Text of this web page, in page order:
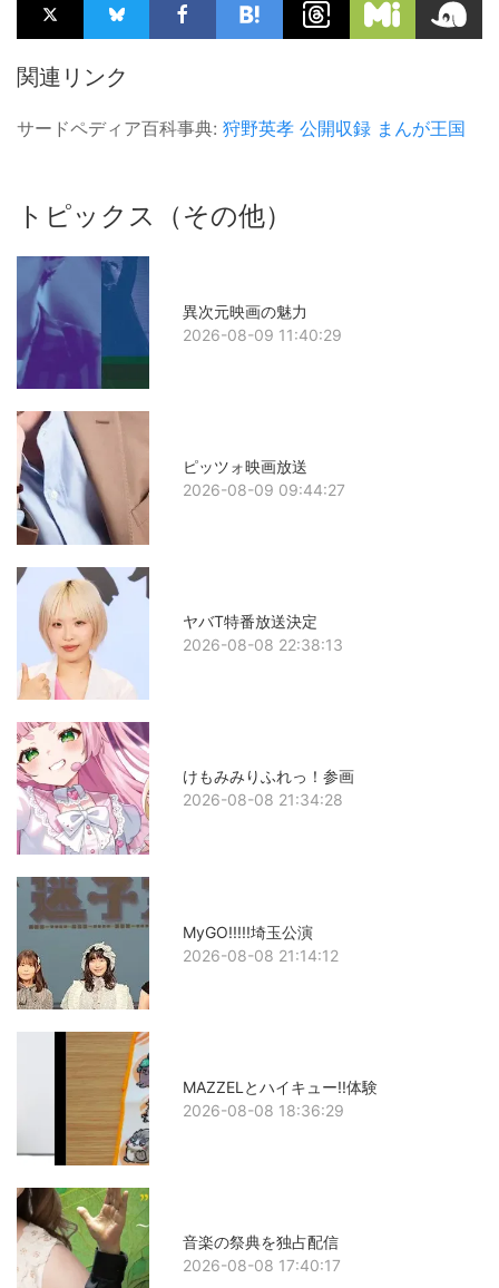
関連リンク
サードペディア百科事典: 狩野英孝 公開収録 まんが王国
トピックス（その他）
異次元映画の魅力
2026-08-09 11:40:29
ピッツォ映画放送
2026-08-09 09:44:27
ヤバT特番放送決定
2026-08-08 22:38:13
けもみみりふれっ！参画
2026-08-08 21:34:28
MyGO!!!!!埼玉公演
2026-08-08 21:14:12
MAZZELとハイキュー!!体験
2026-08-08 18:36:29
音楽の祭典を独占配信
2026-08-08 17:40:17